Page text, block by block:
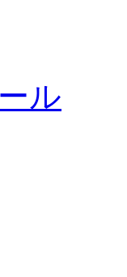
ル